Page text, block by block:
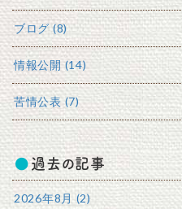
ブログ (8)
情報公開 (14)
苦情公表 (7)
過去の記事
2026年8月 (2)